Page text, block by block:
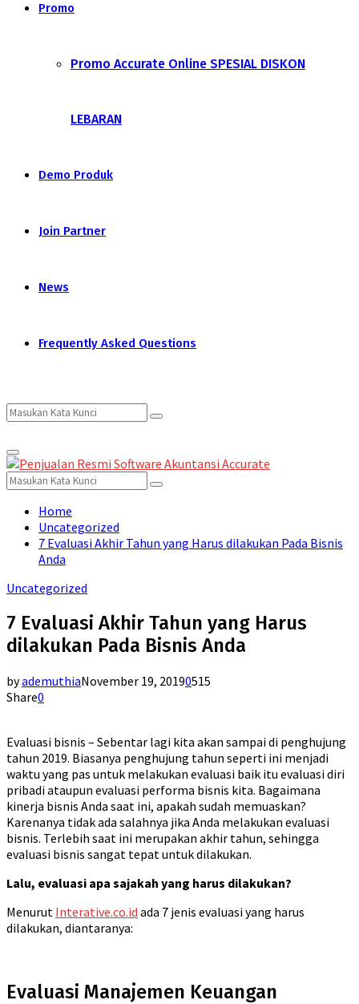
Promo
Promo Accurate Online SPESIAL DISKON
LEBARAN
Demo Produk
Join Partner
News
Frequently Asked Questions
Search
for:
Search
Primary
Menu
Search
for:
Search
Home
Uncategorized
7 Evaluasi Akhir Tahun yang Harus dilakukan Pada Bisnis
Anda
Uncategorized
7 Evaluasi Akhir Tahun yang Harus
dilakukan Pada Bisnis Anda
byademuthiaNovember 19, 20190515
Share0
Evaluasi bisnis – Sebentar lagi kita akan sampai di penghujung
tahun 2019. Biasanya penghujung tahun seperti ini menjadi
waktu yang pas untuk melakukan evaluasi baik itu evaluasi diri
pribadi ataupun evaluasi performa bisnis kita. Bagaimana
kinerja bisnis Anda saat ini, apakah sudah memuaskan?
Karenanya tidak ada salahnya jika Anda melakukan evaluasi
bisnis. Terlebih saat ini merupakan akhir tahun, sehingga
evaluasi bisnis sangat tepat untuk dilakukan.
Lalu, evaluasi apa sajakah yang harus dilakukan?
Menurut Interative.co.id ada 7 jenis evaluasi yang harus
dilakukan, diantaranya:
Evaluasi Manajemen Keuangan